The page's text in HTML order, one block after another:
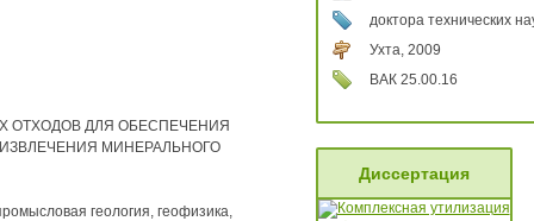
ОТХОДОВ ДЛЯ ОБЕСПЕЧЕНИЯ
МИНЕРАЛЬНОГО
геология, геофизика,
доктора технических
Ухта, 2009
ВАК 25.00.16
Диссертация